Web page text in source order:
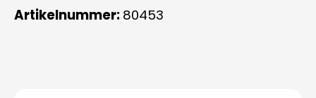
Artikelnummer: 80453